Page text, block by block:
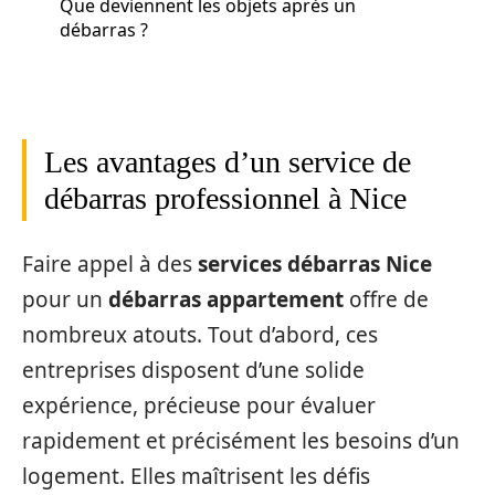
Que deviennent les objets après un
débarras ?
Les avantages d’un service de
débarras professionnel à Nice
Faire appel à desservices débarras Nice
pour un débarras appartement offre de
nombreux atouts. Tout d’abord, ces
entreprises disposent d’une solide
expérience, précieuse pour évaluer
rapidement et précisément les besoins d’un
logement. Elles maîtrisent les défis